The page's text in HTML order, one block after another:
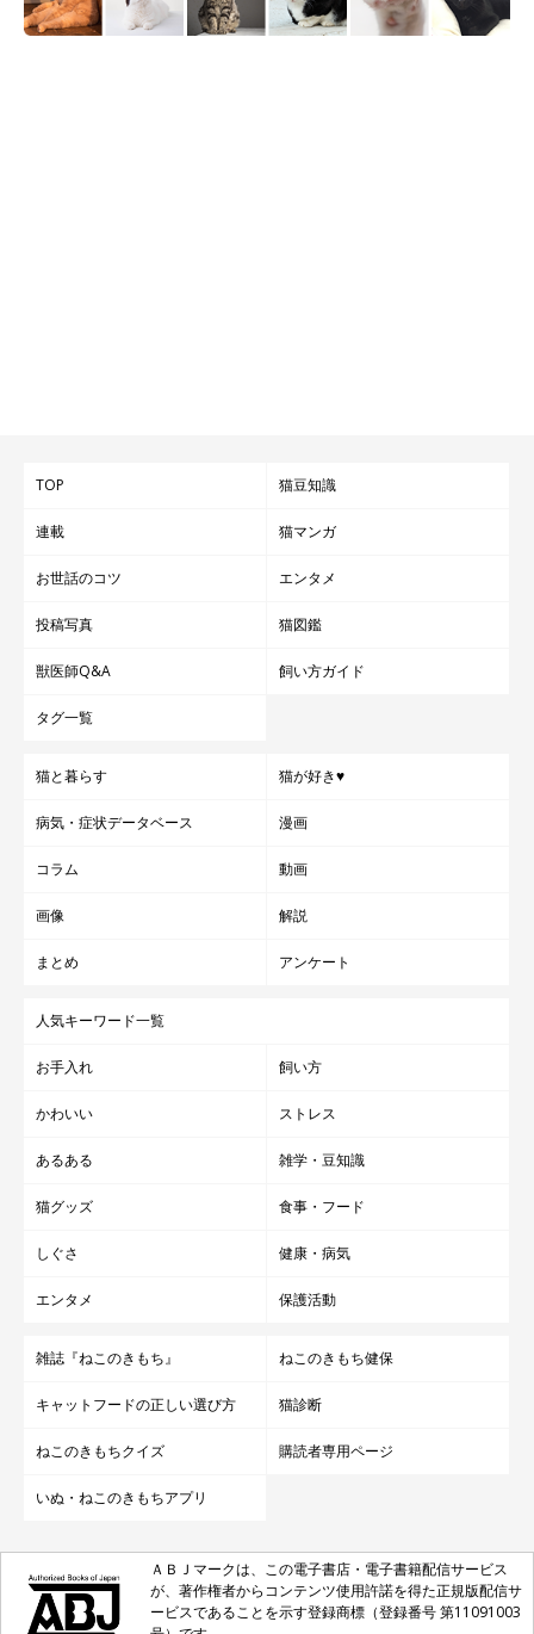
TOP 猫豆知識
連載 猫マンガ
お世話のコツ エンタメ
投稿写真 猫図鑑
獣医師Q&A 飼い方ガイド
タグ一覧
猫と暮らす 猫が好き♥
病気・症状データベース 漫画
コラム 動画
画像 解説
まとめ アンケート
人気キーワード一覧
お手入れ 飼い方
かわいい ストレス
あるある 雑学・豆知識
猫グッズ 食事・フード
しぐさ 健康・病気
エンタメ 保護活動
雑誌『ねこのきもち』 ねこのきもち健保
キャットフードの正しい選び方 猫診断
ねこのきもちクイズ 購読者専用ページ
いぬ・ねこのきもちアプリ
ＡＢＪマークは、この電子書店・電子書籍配信サービス
が、著作権者からコンテンツ使用許諾を得た正規版配信サ
ービスであることを示す登録商標（登録番号 第11091003